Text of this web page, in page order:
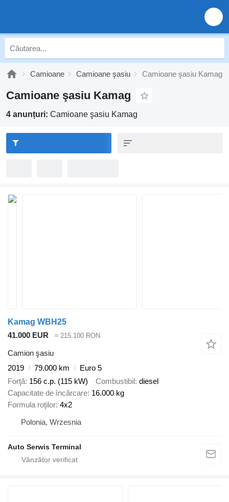
Camioane Camioane şasiu Camioane şasiu Kamag
Camioane şasiu Kamag
4 anunțuri: Camioane şasiu Kamag
Kamag WBH25
41.000 EUR
≈ 215.100 RON
Camion şasiu
2019
79.000 km
Euro 5
Forţă 156 c.p. (115 kW) Combustibil diesel
Capacitate de încărcare 16.000 kg
Formula roţilor 4x2
Polonia, Wrzesnia
Auto Serwis Terminal